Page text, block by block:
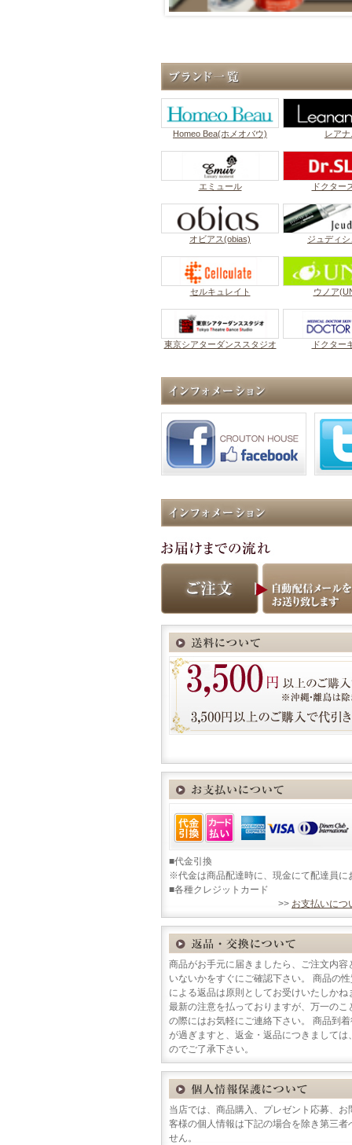
Homeo Bea(ホメオバウ) レアナ
エミュール ドクター
オビアス(obias) ジュディ
セルキュレイト ウノア
東京シアターダンススタジオ ドクター
■代金引換
※代金は商品配達時に、現金にて配達員に
■各種クレジットカード
>> お支払いにつ
商品がお手元に届きましたら、ご注文内
いないかをすぐにご確認下さい。 商品の
による返品は原則としてお受けいたしか
最新の注意を払っておりますが、万一の
の際にはお気軽にご連絡下さい。 商品到
が過ぎますと、返金・返品につきまして
のでご了承下さい。
当店では、商品購入、プレゼント応募、
客様の個人情報は下記の場合を除き第三
せん。